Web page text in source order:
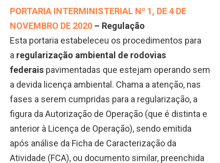
PORTARIA INTERMINISTERIAL Nº 1, DE 4 DE
NOVEMBRO DE 2020 – Regulação
Esta portaria estabeleceu os procedimentos para
a regularização ambiental de rodovias
federais pavimentadas que estejam operando sem
a devida licença ambiental. Chama a atenção, nas
fases a serem cumpridas para a regularização, a
figura da Autorização de Operação (que é distinta e
anterior à Licença de Operação), sendo emitida
após análise da Ficha de Caracterização da
Atividade (FCA), ou documento similar, preenchida